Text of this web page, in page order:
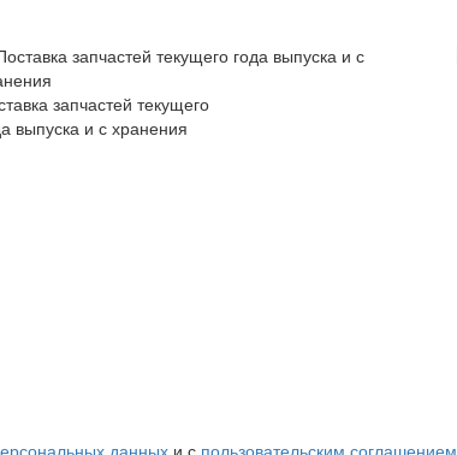
запчастей текущего
выпуска и с хранения
данных и с пользовательским соглашением